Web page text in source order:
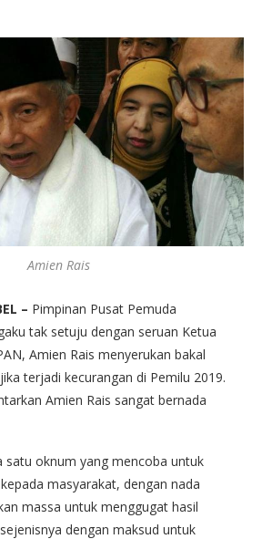
Amien Rais
– Pimpinan Pusat Pemuda
tak setuju dengan seruan Ketua
Amien Rais menyerukan bakal
terjadi kecurangan di Pemilu 2019.
Amien Rais sangat bernada
satu oknum yang mencoba untuk
masyarakat, dengan nada
massa untuk menggugat hasil
dengan maksud untuk